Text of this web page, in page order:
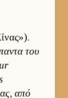
του
από